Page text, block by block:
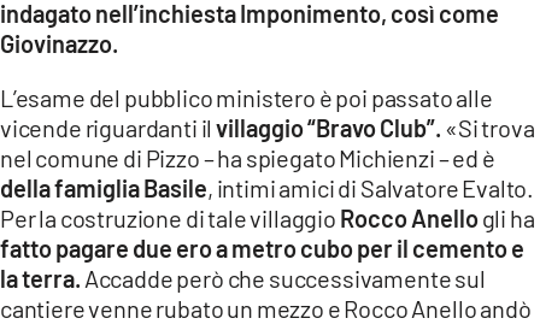
indagato nell’inchiesta Imponimento, così come
Giovinazzo.
L’esame del pubblico ministero è poi passato alle
vicende riguardanti ilvillaggio “Bravo Club”. «Si trova
nel comune di Pizzo – ha spiegato Michienzi – ed è
della famiglia Basile, intimi amici di Salvatore Evalto.
Per la costruzione di tale villaggio Rocco Anellogli ha
fatto pagare due ero a metro cubo per il cemento e
la terra. Accadde però che successivamente sul
cantiere venne rubato un mezzo e Rocco Anello andò